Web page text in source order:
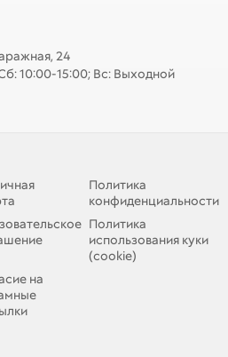
24
10:00-15:00; Вс: Выходной
Политика
конфиденциальности
Политика
использования куки
(cookie)
на